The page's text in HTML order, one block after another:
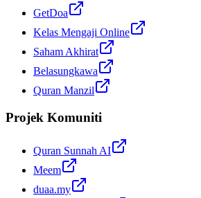
GetDoa
Kelas Mengaji Online
Saham Akhirat
Belasungkawa
Quran Manzil
Projek Komuniti
Quran Sunnah AI
Meem
duaa.my